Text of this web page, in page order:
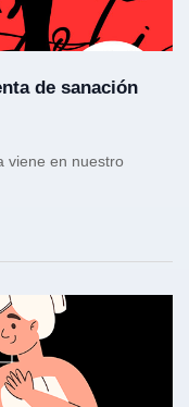
de sanación
viene en nuestro